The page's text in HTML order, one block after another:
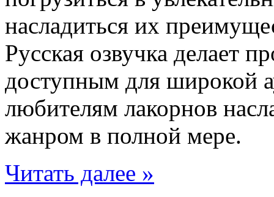
насладиться их
Русская озвучка делает
доступным для широкой
любителям лакорнов
жанром в полной мере.
Читать далее »